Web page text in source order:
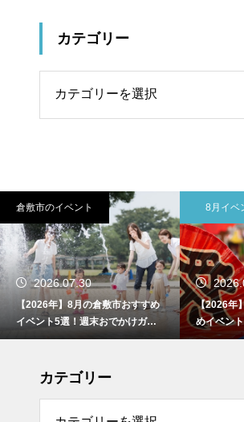
カテゴリー
8月イベント
2026.07.30
【2026年】8月の廿日市市おすす
めイベント5選！週末おでかけガ
イド
8月イ
【2026
イベント
ド
カテゴリー